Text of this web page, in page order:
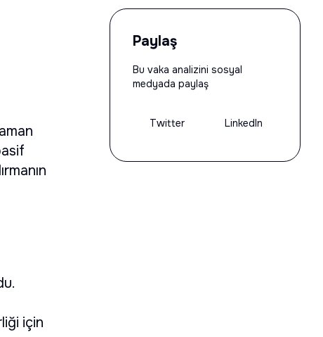
için
Paylaş
Bu vaka analizini sosyal
medyada paylaş
Twitter LinkedIn